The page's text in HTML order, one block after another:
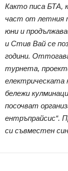
Както писа БТА,
част от летния
юни и
и Стив Вай се
години.
турнета,
електрическата
бележи
посочват
ентръпрайсис“.
си съвместен